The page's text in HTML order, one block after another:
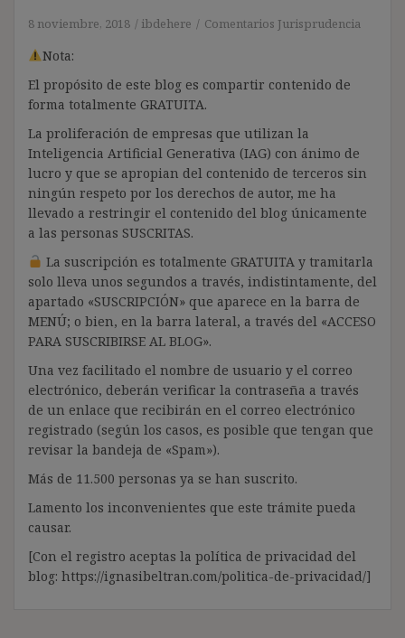
8 noviembre, 2018 ibdehere Comentarios Jurisprudencia
Nota:
El propósito de este blog es compartir contenido de
forma totalmente GRATUITA.
La proliferación de empresas que utilizan la
Inteligencia Artificial Generativa (IAG) con ánimo de
lucro y que se apropian del contenido de terceros sin
ningún respeto por los derechos de autor, me ha
llevado a restringir el contenido del blog únicamente
a las personas SUSCRITAS.
La suscripción es totalmente GRATUITA y tramitarla
solo lleva unos segundos a través, indistintamente, del
apartado «SUSCRIPCIÓN» que aparece en la barra de
MENÚ; o bien, en la barra lateral, a través del «ACCESO
PARA SUSCRIBIRSE AL BLOG».
Una vez facilitado el nombre de usuario y el correo
electrónico, deberán verificar la contraseña a través
de un enlace que recibirán en el correo electrónico
registrado (según los casos, es posible que tengan que
revisar la bandeja de «Spam»).
Más de 11.500 personas ya se han suscrito.
Lamento los inconvenientes que este trámite pueda
causar.
[Con el registro aceptas la política de privacidad del
blog: https://ignasibeltran.com/politica-de-privacidad/]